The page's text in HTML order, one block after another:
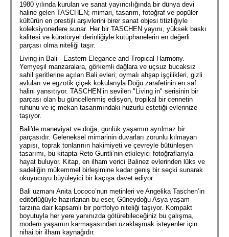
1980 yılında kurulan ve sanat yayıncılığında bir dünya devi
haline gelen TASCHEN; mimari, tasarım, fotoğraf ve popüler
kültürün en prestijli arşivlerini birer sanat objesi titizliğiyle
koleksiyonerlere sunar. Her bir TASCHEN yayını, yüksek baskı
kalitesi ve küratöryel derinliğiyle kütüphanelerin en değerli
parçası olma niteliği taşır.
Living in Bali - Eastern Elegance and Tropical Harmony.
Yemyeşil manzaralara, görkemli dağlara ve uçsuz bucaksız
sahil şeritlerine açılan Bali evleri; oymalı ahşap işçilikleri, gizli
avluları ve egzotik çiçek kokularıyla Doğu zarafetinin en saf
halini yansıtıyor. TASCHEN’in sevilen "Living in" serisinin bir
parçası olan bu güncellenmiş edisyon, tropikal bir cennetin
ruhunu ve iç mekan tasarımındaki huzurlu estetiği evlerinize
taşıyor.
Bali'de maneviyat ve doğa, günlük yaşamın ayrılmaz bir
parçasıdır. Geleneksel mimarinin duvarları zorunlu kılmayan
yapısı, toprak tonlarının hakimiyeti ve çevreyle bütünleşen
tasarımı, bu kitapta Reto Guntli’nin etkileyici fotoğraflarıyla
hayat buluyor. Kitap, en ilham verici Balinez evlerinden lüks ve
sadeliğin mükemmel birleşimine kadar geniş bir seçki sunarak
okuyucuyu büyüleyici bir kaçışa davet ediyor.
Bali uzmanı Anita Lococo’nun metinleri ve Angelika Taschen’in
editörlüğüyle hazırlanan bu eser, Güneydoğu Asya yaşam
tarzına dair kapsamlı bir portfolyo niteliği taşıyor. Kompakt
boyutuyla her yere yanınızda götürebileceğiniz bu çalışma,
modern yaşamın karmaşasından uzaklaşmak isteyenler için
nihai bir ilham kaynağıdır.